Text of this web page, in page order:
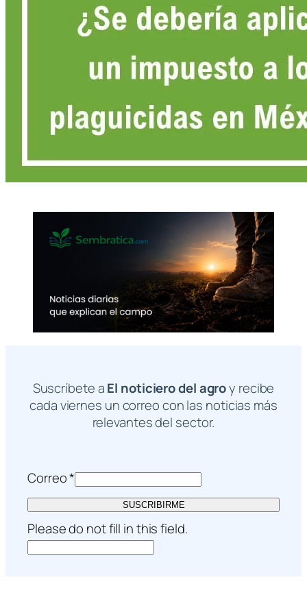
Suscríbete aEl noticiero del agroy recibe
cada viernes un correo con las noticias más
relevantes del sector.
Correo*
SUSCRIBIRME
Please do not fill in this field.